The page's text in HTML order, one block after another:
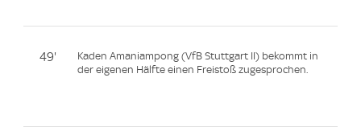
49'
Kaden Amaniampong (VfB Stuttgart II) bekommt in
der eigenen Hälfte einen Freistoß zugesprochen.